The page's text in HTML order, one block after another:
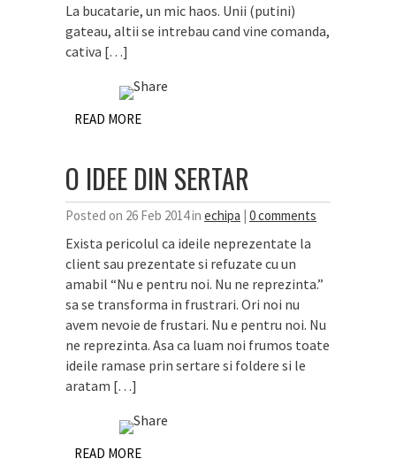
La bucatarie, un mic haos. Unii (putini)
gateau, altii se intrebau cand vine comanda,
cativa […]
READ MORE
O IDEE DIN SERTAR
Posted on 26 Feb 2014 in echipa | 0 comments
Exista pericolul ca ideile neprezentate la
client sau prezentate si refuzate cu un
amabil “Nu e pentru noi. Nu ne reprezinta.”
sa se transforma in frustrari. Ori noi nu
avem nevoie de frustari. Nu e pentru noi. Nu
ne reprezinta. Asa ca luam noi frumos toate
ideile ramase prin sertare si foldere si le
aratam […]
READ MORE